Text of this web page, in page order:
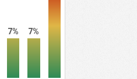
7% 7%